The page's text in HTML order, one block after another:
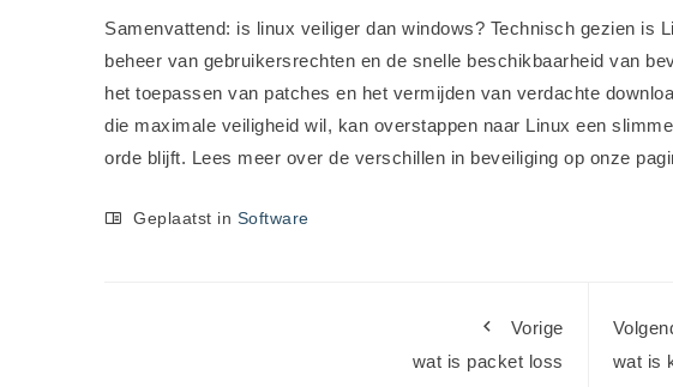
Samenvattend: is linux veiliger dan windows? Technisch gezien is
beheer van gebruikersrechten en de snelle beschikbaarheid van
het toepassen van patches en het vermijden van verdachte
die maximale veiligheid wil, kan overstappen naar Linux een
orde blijft. Lees meer over de verschillen in beveiliging op onze
Geplaatst in Software
Vorige
wat is packet loss
wat is